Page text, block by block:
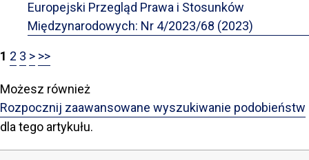
Europejski Przegląd Prawa i Stosunków
Międzynarodowych: Nr 4/2023/68 (2023)
1 2 3 > >>
Możesz również
Rozpocznij zaawansowane wyszukiwanie podobieństw
dla tego artykułu.